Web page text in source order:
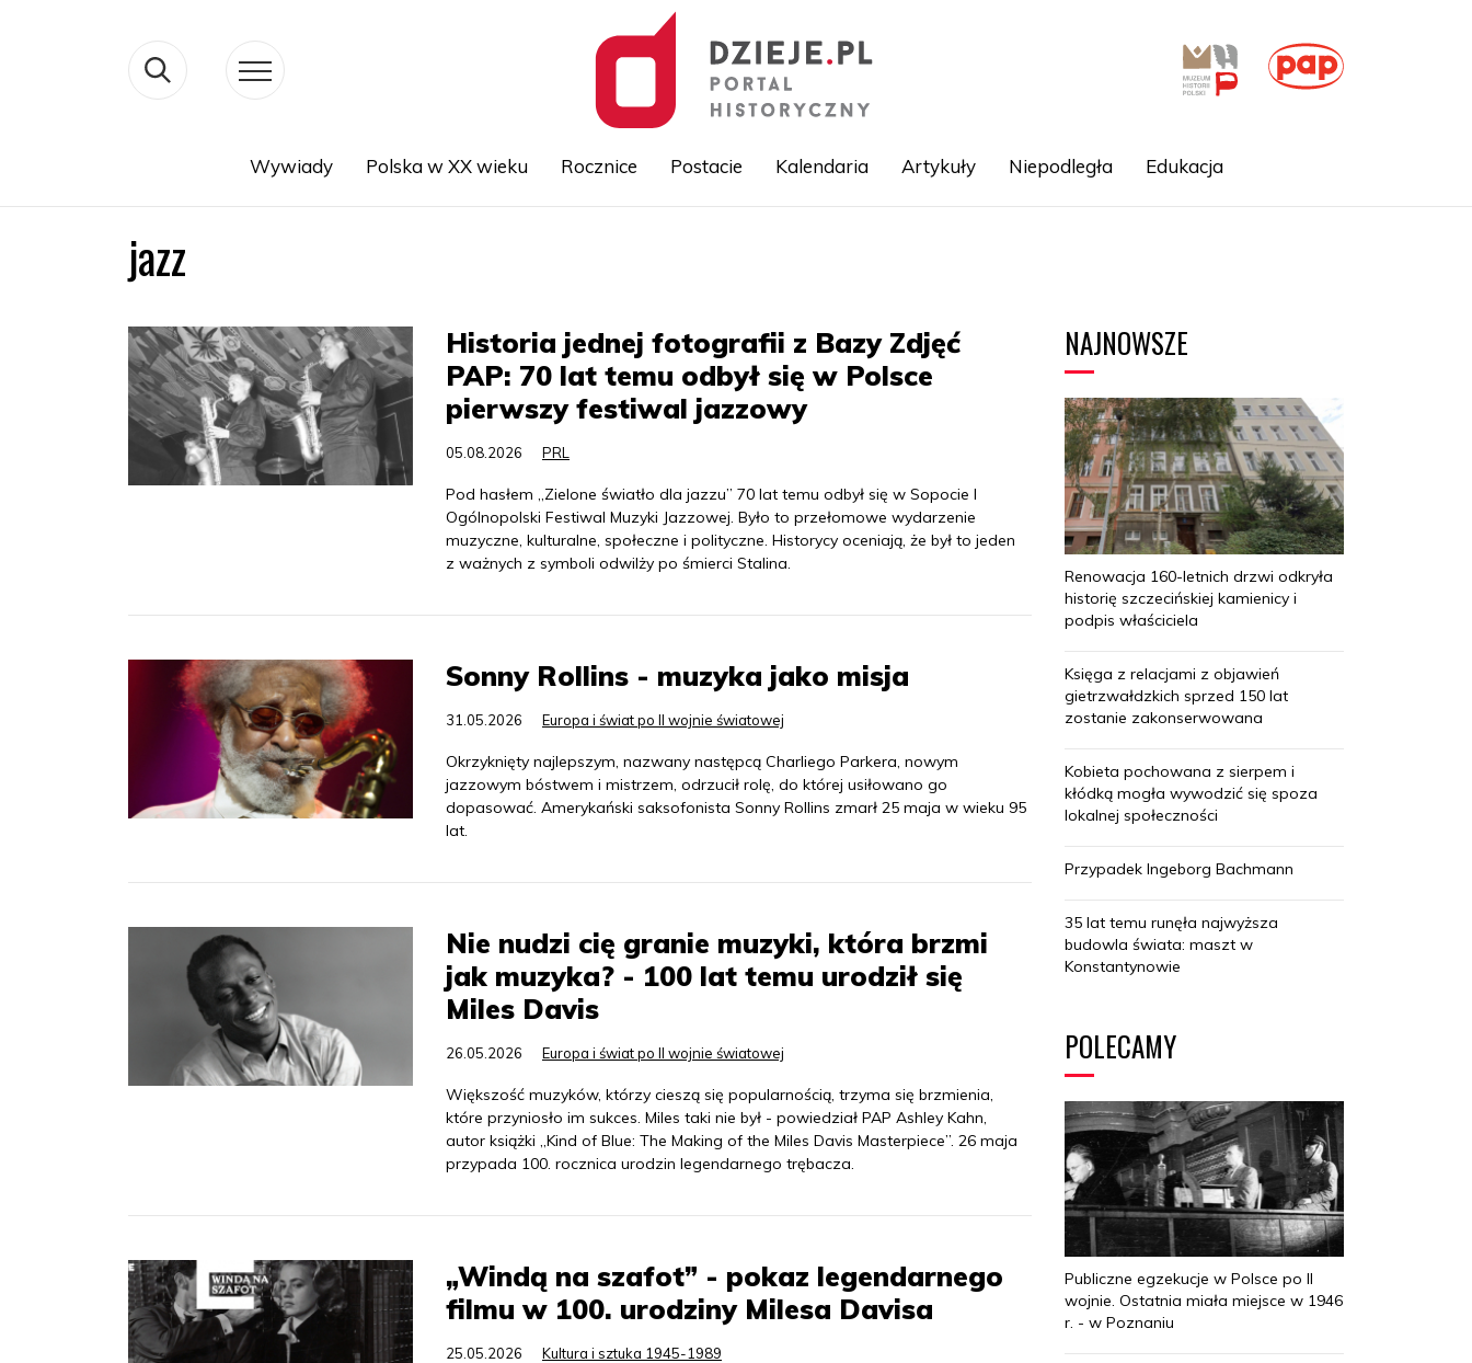
Wywiady Polska w XX wieku Rocznice Postacie Kalendaria Artykuły Niepodległa Edukacja
jazz
Historia jednej fotografii z Bazy Zdjęć
PAP: 70 lat temu odbył się w Polsce
pierwszy festiwal jazzowy
05.08.2026 PRL
Pod hasłem „Zielone światło dla jazzu” 70 lat temu odbył się w Sopocie I
Ogólnopolski Festiwal Muzyki Jazzowej. Było to przełomowe wydarzenie
muzyczne, kulturalne, społeczne i polityczne. Historycy oceniają, że był to jeden
z ważnych z symboli odwilży po śmierci Stalina.
Sonny Rollins - muzyka jako misja
31.05.2026 Europa i świat po II wojnie światowej
Okrzyknięty najlepszym, nazwany następcą Charliego Parkera, nowym
jazzowym bóstwem i mistrzem, odrzucił rolę, do której usiłowano go
dopasować. Amerykański saksofonista Sonny Rollins zmarł 25 maja w wieku 95
lat.
Nie nudzi cię granie muzyki, która brzmi
jak muzyka? - 100 lat temu urodził się
Miles Davis
26.05.2026 Europa i świat po II wojnie światowej
Większość muzyków, którzy cieszą się popularnością, trzyma się brzmienia,
które przyniosło im sukces. Miles taki nie był - powiedział PAP Ashley Kahn,
autor książki „Kind of Blue: The Making of the Miles Davis Masterpiece”. 26 maja
przypada 100. rocznica urodzin legendarnego trębacza.
„Windą na szafot” - pokaz legendarnego
filmu w 100. urodziny Milesa Davisa
25.05.2026 Kultura i sztuka 1945-1989
NAJNOWSZE
Renowacja 160-letnich drzwi odkryła
historię szczecińskiej kamienicy i
podpis właściciela
Księga z relacjami z objawień
gietrzwałdzkich sprzed 150 lat
zostanie zakonserwowana
Kobieta pochowana z sierpem i
kłódką mogła wywodzić się spoza
lokalnej społeczności
Przypadek Ingeborg Bachmann
35 lat temu runęła najwyższa
budowla świata: maszt w
Konstantynowie
POLECAMY
Publiczne egzekucje w Polsce po II
wojnie. Ostatnia miała miejsce w 1946
r. - w Poznaniu